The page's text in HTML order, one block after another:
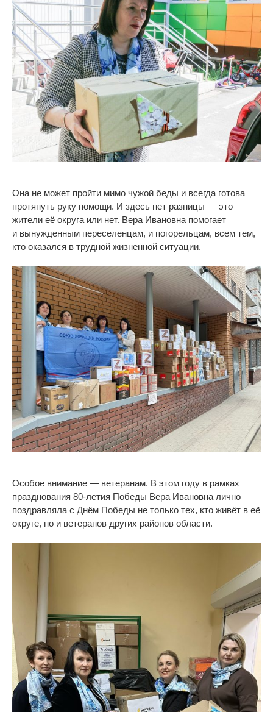
Она не может пройти мимо чужой беды и всегда готова
протянуть руку помощи. И здесь нет разницы — это
жители её округа или нет. Вера Ивановна помогает
и вынужденным переселенцам, и погорельцам, всем тем,
кто оказался в трудной жизненной ситуации.
Особое внимание — ветеранам. В этом году в рамках
празднования 80-летия Победы Вера Ивановна лично
поздравляла с Днём Победы не только тех, кто живёт в её
округе, но и ветеранов других районов области.